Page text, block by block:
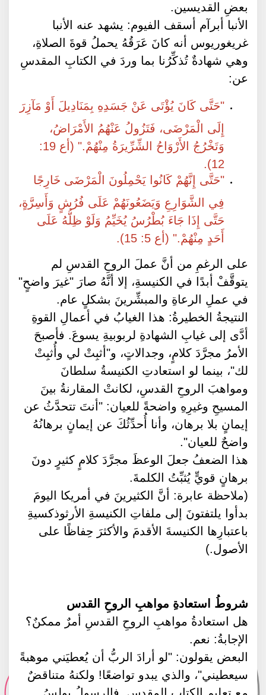
بعضِ القديسين.
الأنبا أبرآم أسقف الفيوم: يشهد عنه الأنبا
غريغوريوس أنه كانَ عَرَقُهُ يحملُ قوةَ الصلاةِ،
وهي شهادةٌ تُذكِّرُنا بما وردَ في الكتابِ المقدسِ
عن:
"حَتَّى كَانَ يُؤْتَى عَنْ جَسَدِهِ بِمَنَادِيلَ أَوْ مَآزِرَ
إِلَى الْمَرْضَى، فَتَزُولُ عَنْهُمُ الأَمْرَاضُ،
وَتَخْرُجُ الأَرْوَاحُ الشِّرِّيرَةُ مِنْهُمْ." (أع 19:
12).
"حَتَّى إِنَّهُمْ كَانُوا يَحْمِلُونَ الْمَرْضَى خَارِجًا
فِي الشَّوَارِعِ وَيَضَعُونَهُمْ عَلَى فُرُشٍ وَأَسِرَّةٍ،
حَتَّى إِذَا جَاءَ بُطْرُسُ يُخَيِّمُ وَلَوْ ظِلُّهُ عَلَى
أَحَدٍ مِنْهُمْ." (أع 5: 15).
على الرغمِ من أنَّ عملَ الروحِ القدسِ لم
يتوقَّفْ أبدًا في الكنيسةِ، إلا أنَّهُ صارَ "غيرَ واضحٍ"
في عملِ الرعاةِ والمبشِّرينَ بشكلٍ عام.
النتيجةُ الخطيرةُ: هذا الغيابُ في أعمالِ القوةِ
أدَّى إلى غيابِ الشهادةِ لربوبيةِ يسوعَ. فأصبحَ
الأمرُ مجرَّدَ كلامٍ، وجدالاتٍ، و"أثبِتْ لي وأُثبِتْ
لك"، بينما لو استعادتِ الكنيسةُ سلطانَ
ومواهبَ الروحِ القدسِ، لكانتْ المقارنةُ بينَ
المسيحِ وغيرِهِ واضحةً للعيان: "أنتَ تتحدَّثُ عن
إيمانٍ بلا برهان، وأنا أُحدِّثُكَ عن إيمانٍ برهانُهُ
واضحٌ للعيان".
هذا الضعفُ جعلَ الوعظَ مجرَّدَ كلامٍ كثيرٍ دونَ
برهانٍ قويٍّ يُثبِّتُ الكلمةَ.
(ملاحظة عابرة: أنَّ الكثيرينَ في أمريكا اليومَ
بدأوا يلتفتونَ إلى ملفاتِ الكنيسةِ الأرثوذكسيةِ
باعتبارِها الكنيسةَ الأقدمَ والأكثرَ حِفاظًا على
الأصول.)
شروطُ استعادةِ مواهبِ الروحِ القدس
هل استعادةُ مواهبِ الروحِ القدسِ أمرٌ ممكنٌ؟
الإجابةُ: نعم.
البعض يقولون: "لو أرادَ الربُّ أن يُعطيَني موهبةً
سيعطيني"، والذي يبدو تواضعًا! ولكنهُ متناقضٌ